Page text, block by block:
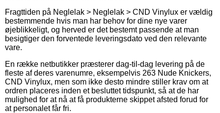
Fragttiden på Neglelak > Neglelak > CND Vinylux er vældig
bestemmende hvis man har behov for dine nye varer
øjeblikkeligt, og herved er det bestemt passende at man
besigtiger den forventede leveringsdato ved den relevante
vare.
En række netbutikker præsterer dag-til-dag levering på de
fleste af deres varenumre, eksempelvis 263 Nude Knickers,
CND Vinylux, men som ikke desto mindre stiller krav om at
ordren placeres inden et besluttet tidspunkt, så at de har
mulighed for at nå at få produkterne skippet afsted forud for
at personalet får fri.